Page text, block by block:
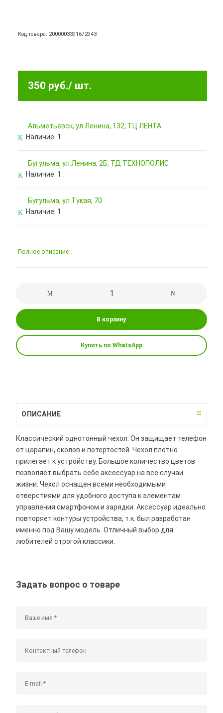
Код товара: 2000003391672943
350 руб./ шт.
Альметьевск, ул.Ленина, 132, ТЦ ЛЕНТА
Наличие: 1
Бугульма, ул.Ленина, 2Б, ТД ТЕХНОПОЛИС
Наличие: 1
Бугульма, ул.Тукая, 70
Наличие: 1
Полное описание
В корзину
Купить по WhatsApp
ОПИСАНИЕ
Классический однотонный чехол. Он защищает телефон
от царапин, сколов и потертостей. Чехол плотно
прилегает к устройству. Большое количество цветов
позволяет выбрать себе аксессуар на все случаи
жизни. Чехол оснащен всеми необходимыми
отверстиями для удобного доступа к элементам
управления смартфоном и зарядки. Аксессуар идеально
повторяет контуры устройства, т.к. был разработан
именно под Вашу модель. Отличный выбор для
любителей строгой классики.
Задать вопрос о товаре